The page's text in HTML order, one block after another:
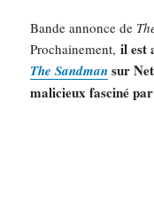
Bande annonce de
Prochainement,il est
The Sandmansur
malicieux fasciné